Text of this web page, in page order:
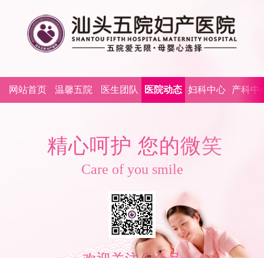
网站首页 温馨五院 医生团队 医院动态 妇科中心 产科中
精 心 呵 护 您 的 微 笑
Care of you smile